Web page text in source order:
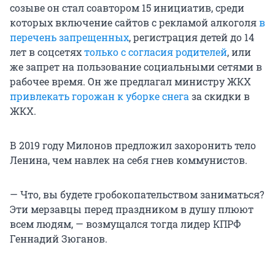
созыве он стал соавтором 15 инициатив, среди
которых включение сайтов с рекламой алкоголяв
перечень запрещенных, регистрация детей до 14
лет в соцсетяхтолько с согласия родителей, или
же запрет на пользование социальными сетями в
рабочее время. Он же предлагал министру ЖКХ
привлекать горожан к уборке снега за скидки в
ЖКХ.
В 2019 году Милонов предложил захоронить тело
Ленина, чем навлек на себя гнев коммунистов.
— Что, вы будете гробокопательством заниматься?
Эти мерзавцы перед праздником в душу плюют
всем людям, — возмущался тогда лидер КПРФ
Геннадий Зюганов.